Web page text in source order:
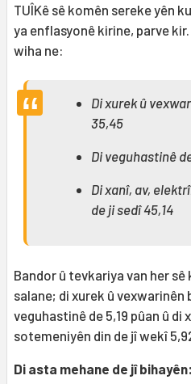
TUÎKê sê komên sereke yên
ya enflasyonê kirine, parve
wiha ne:
Di xurek û
35,45
Di veguhastinê
Di xanî, av,
de ji sedî 45,14
Bandor û tevkariya van her
salane; di xurek û vexwarinên
veguhastinê de 5,19 pûan û di
sotemeniyên din de jî wekî
Di asta mehane de jî bihayên: